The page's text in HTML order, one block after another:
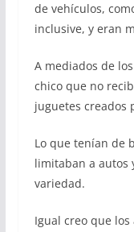
de vehículos,
inclusive, y eran
A mediados de
chico que no
juguetes creados
Lo que tenían de
limitaban a autos
variedad.
Igual creo que